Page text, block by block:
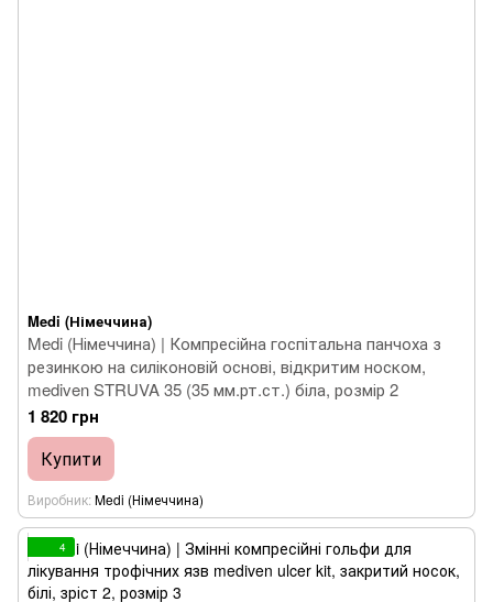
Medi (Німеччина)
Medi (Німеччина) | Компресійна госпітальна панчоха з
резинкою на силіконовій основі, відкритим носком,
mediven STRUVA 35 (35 мм.рт.ст.) біла, розмір 2
1 820 грн
Купити
Виробник Medi (Німеччина)
4